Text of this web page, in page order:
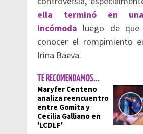
ella terminó en
incómoda luego de
conocer el rompimiento
Irina Baeva.
TE RECOMENDAMOS...
Maryfer Centeno
analiza reencuentro
entre Gomita y
Cecilia Galliano en
'LCDLF'